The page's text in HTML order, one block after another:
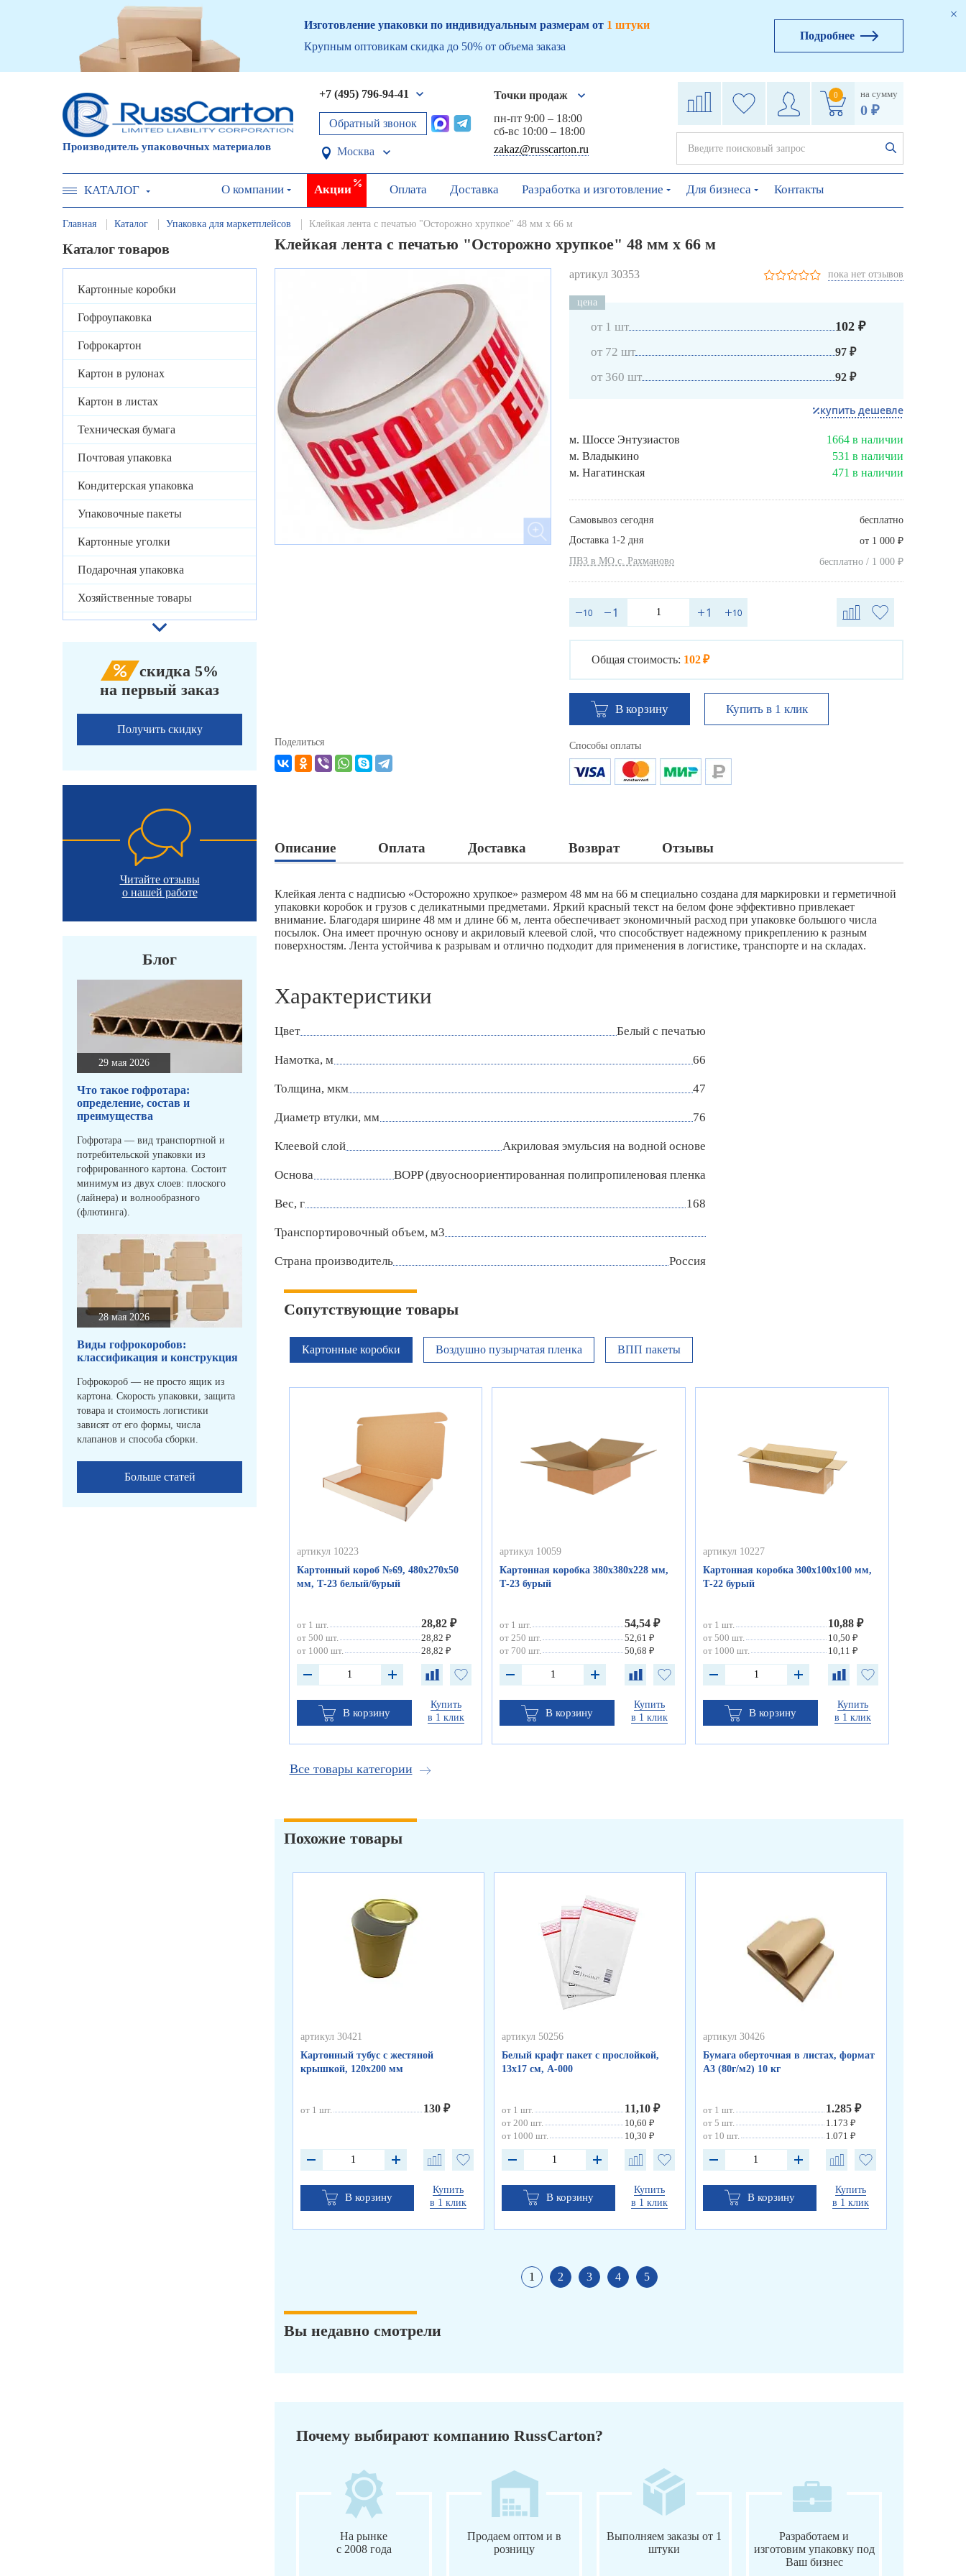
Изготовление упаковки по индивидуальным размерам от 1 штуки
Крупным оптовикам скидка до 50% от объема заказа
Подробнее
Производитель упаковочных материалов
+7 (495) 796-94-41
Обратный звонок
Москва
Точки продаж
пн-пт 9:00 – 18:00
сб-вс 10:00 – 18:00
zakaz@russcarton.ru
0 на сумму
0 ₽
КАТАЛОГ О компании Акции Оплата Доставка Разработка и изготовление Для бизнеса Контакты
Главная Каталог Упаковка для маркетплейсов Клейкая лента с печатью "Осторожно хрупкое" 48 мм х 66 м
Каталог товаров
Картонные коробки
Гофроупаковка
Гофрокартон
Картон в рулонах
Картон в листах
Техническая бумага
Почтовая упаковка
Кондитерская упаковка
Упаковочные пакеты
Картонные уголки
Подарочная упаковка
Хозяйственные товары
скидка 5%
на первый заказ
Получить скидку
Читайте отзывы
о нашей работе
Блог
29 мая 2026
Что такое гофротара:
определение, состав и
преимущества
Гофротара — вид транспортной и
потребительской упаковки из
гофрированного картона. Состоит
минимум из двух слоев: плоского
(лайнера) и волнообразного
(флютинга).
28 мая 2026
Виды гофрокоробов:
классификация и конструкция
Гофрокороб — не просто ящик из
картона. Скорость упаковки, защита
товара и стоимость логистики
зависят от его формы, числа
клапанов и способа сборки.
Больше статей
Клейкая лента с печатью "Осторожно хрупкое" 48 мм х 66 м
артикул 30353 пока нет отзывов
цена
от 1 шт 102 ₽
от 72 шт 97 ₽
от 360 шт 92 ₽
купить дешевле
м. Шоссе Энтузиастов
1664 в наличии
м. Владыкино
531 в наличии
м. Нагатинская
471 в наличии
Самовывоз сегодня
бесплатно
Доставка 1-2 дня
от 1 000 ₽
ПВЗ в МО с. Рахманово бесплатно / 1 000 ₽
Общая стоимость: 102 ₽
В корзину Купить в 1 клик
Поделиться Способы оплаты
Описание Оплата Доставка Возврат Отзывы
Клейкая лента с надписью «Осторожно хрупкое» размером 48 мм на 66 м специально создана для маркировки и герметичной
упаковки коробок и грузов с деликатными предметами. Яркий красный текст на белом фоне эффективно привлекает
внимание. Благодаря ширине 48 мм и длине 66 м, лента обеспечивает экономичный расход при упаковке большого числа
посылок. Она имеет прочную основу и акриловый клеевой слой, что способствует надежному прикреплению к разным
поверхностям. Лента устойчива к разрывам и отлично подходит для применения в логистике, транспорте и на складах.
Характеристики
Цвет Белый с печатью
Намотка, м 66
Толщина, мкм 47
Диаметр втулки, мм 76
Клеевой слой Акриловая эмульсия на водной основе
Основа BOPP (двуосноориентированная полипропиленовая пленка
Вес, г 168
Транспортировочный объем, м3
Страна производитель Россия
Сопутствующие товары
Картонные коробки Воздушно пузырчатая пленка ВПП пакеты
артикул 10223
Картонный короб №69, 480х270х50
мм, Т-23 белый/бурый
от 1 шт. 28,82 ₽
от 500 шт.
28,82 ₽
от 1000 шт.
28,82 ₽
В корзину
Купить
в 1 клик
артикул 10059
Картонная коробка 380х380х228 мм,
Т-23 бурый
от 1 шт. 54,54 ₽
от 250 шт.
52,61 ₽
от 700 шт.
50,68 ₽
В корзину
Купить
в 1 клик
артикул 10227
Картонная коробка 300х100х100 мм,
Т-22 бурый
от 1 шт. 10,88 ₽
от 500 шт.
10,50 ₽
от 1000 шт.
10,11 ₽
В корзину
Купить
в 1 клик
Все товары категории
Похожие товары
артикул 30421
Картонный тубус с жестяной
крышкой, 120х200 мм
от 1 шт. 130 ₽
В корзину
Купить
в 1 клик
артикул 50256
Белый крафт пакет с прослойкой,
13х17 см, А-000
от 1 шт. 11,10 ₽
от 200 шт.
10,60 ₽
от 1000 шт.
10,30 ₽
В корзину
Купить
в 1 клик
артикул 30426
Бумага оберточная в листах, формат
А3 (80г/м2) 10 кг
от 1 шт. 1.285 ₽
от 5 шт.
1.173 ₽
от 10 шт.
1.071 ₽
В корзину
Купить
в 1 клик
1 2 3 4 5
Вы недавно смотрели
Почему выбирают компанию RussCarton?
На рынке
с 2008 года
Продаем оптом и в
розницу
Выполняем заказы от 1
штуки
Разработаем и
изготовим упаковку под
Ваш бизнес